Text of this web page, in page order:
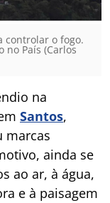
controlar o fogo.
no País (Carlos
na
Santos,
marcas
ainda se
ao ar, à água,
e à paisagem